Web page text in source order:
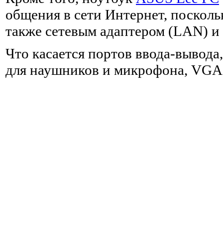
общения в сети Интернет,
также сетевым адаптером (LAN)
Что касается портов ввода-
для наушников и микрофона,